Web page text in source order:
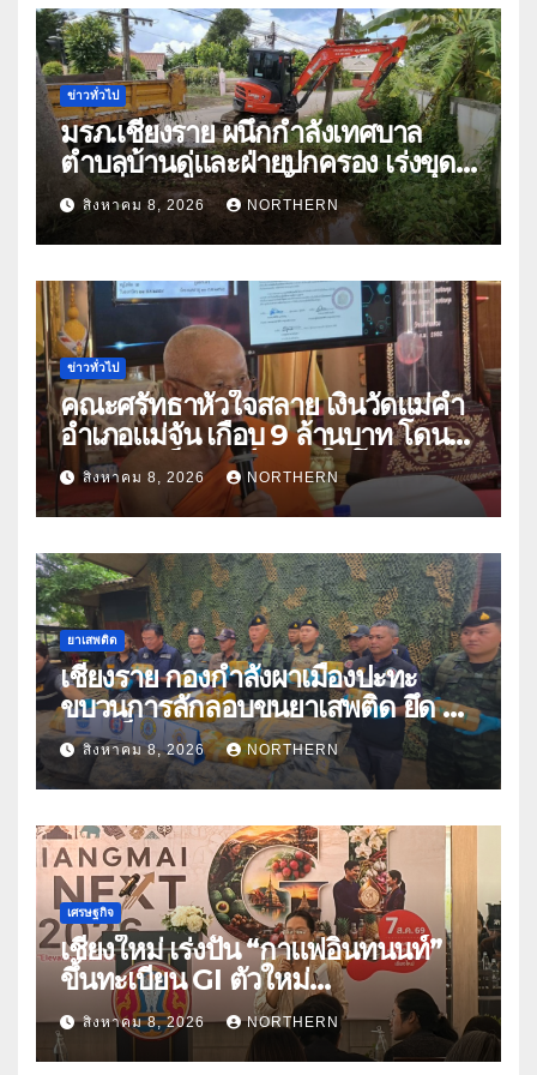
ข่าวทั่วไป
มรภ.เชียงราย ผนึกกำลังเทศบาล
ตำบลบ้านดู่และฝ่ายปกครอง เร่งขุด
ลอกสิ่งกีดขวางทางน้ำ ป้องกันและลด
ปัญหาน้ำท่วม
สิงหาคม 8, 2026 NORTHERN
ข่าวทั่วไป
คณะศรัทธาหัวใจสลาย เงินวัดแม่คำ
อำเภอแม่จัน เกือบ 9 ล้านบาท โดน
แก๊งคอลเซ็นเตอร์หลอกให้โอนข้าม
ปีกว่า 66 บัญชี
สิงหาคม 8, 2026 NORTHERN
ยาเสพติด
เชียงราย กองกำลังผาเมืองปะทะ
ขบวนการลักลอบขนยาเสพติด ยึด 2
ล้านเม็ด
สิงหาคม 8, 2026 NORTHERN
เศรษฐกิจ
เชียงใหม่ เร่งปั้น “กาแฟอินทนนท์”
ขึ้นทะเบียน GI ตัวใหม่
“CHIANGMAI GI NEXT 2026”
ติดอาวุธผู้ประกอบการ 100 ราย ดัน
สิงหาคม 8, 2026 NORTHERN